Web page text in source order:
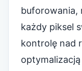
buforowania,
każdy piksel
kontrolę nad